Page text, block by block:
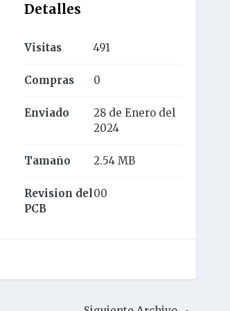
Detalles
Visitas 491
Compras 0
Enviado
28 de Enero del
2024
Tamaño 2.54 MB
Revision del
PCB
00